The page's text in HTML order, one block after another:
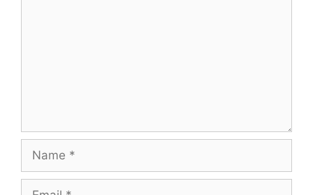
Name
Email